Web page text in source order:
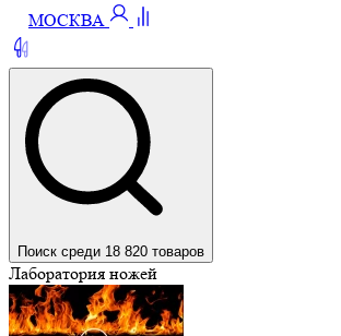
МОСКВА
Поиск среди 18 820 товаров
Лаборатория ножей